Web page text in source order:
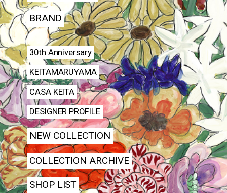
BRAND
30th Anniversary
KEITAMARUYAMA
CASA KEITA
DESIGNER PROFILE
NEW COLLECTION
COLLECTION ARCHIVE
SHOP LIST